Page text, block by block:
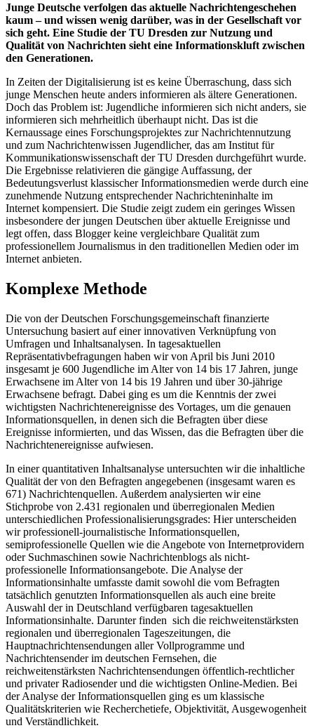
Junge Deutsche verfolgen das aktuelle Nachrichtengeschehen
kaum – und wissen wenig darüber, was in der Gesellschaft vor
sich geht. Eine Studie der TU Dresden zur Nutzung und
Qualität von Nachrichten sieht eine Informationskluft zwischen
den Generationen.
In Zeiten der Digitalisierung ist es keine Überraschung, dass sich
junge Menschen heute anders informieren als ältere Generationen.
Doch das Problem ist: Jugendliche informieren sich nicht anders, sie
informieren sich mehrheitlich überhaupt nicht. Das ist die
Kernaussage eines Forschungsprojektes zur Nachrichtennutzung
und zum Nachrichtenwissen Jugendlicher, das am Institut für
Kommunikationswissenschaft der TU Dresden durchgeführt wurde.
Die Ergebnisse relativieren die gängige Auffassung, der
Bedeutungsverlust klassischer Informationsmedien werde durch eine
zunehmende Nutzung entsprechender Nachrichteninhalte im
Internet kompensiert. Die Studie zeigt zudem ein geringes Wissen
insbesondere der jungen Deutschen über aktuelle Ereignisse und
legt offen, dass Blogger keine vergleichbare Qualität zum
professionellem Journalismus in den traditionellen Medien oder im
Internet anbieten.
Komplexe Methode
Die von der Deutschen Forschungsgemeinschaft finanzierte
Untersuchung basiert auf einer innovativen Verknüpfung von
Umfragen und Inhaltsanalysen. In tagesaktuellen
Repräsentativbefragungen haben wir von April bis Juni 2010
insgesamt je 600 Jugendliche im Alter von 14 bis 17 Jahren, junge
Erwachsene im Alter von 14 bis 19 Jahren und über 30-jährige
Erwachsene befragt. Dabei ging es um die Kenntnis der zwei
wichtigsten Nachrichtenereignisse des Vortages, um die genauen
Informationsquellen, in denen sich die Befragten über diese
Ereignisse informierten, und das Wissen, das die Befragten über die
Nachrichtenereignisse aufwiesen.
In einer quantitativen Inhaltsanalyse untersuchten wir die inhaltliche
Qualität der von den Befragten angegebenen (insgesamt waren es
671) Nachrichtenquellen. Außerdem analysierten wir eine
Stichprobe von 2.431 regionalen und überregionalen Medien
unterschiedlichen Professionalisierungsgrades: Hier unterscheiden
wir professionell-journalistische Informationsquellen,
semiprofessionelle Quellen wie die Angebote von Internetprovidern
oder Suchmaschinen sowie Nachrichtenblogs als nicht-
professionelle Informationsangebote. Die Analyse der
Informationsinhalte umfasste damit sowohl die vom Befragten
tatsächlich genutzten Informationsquellen als auch eine breite
Auswahl der in Deutschland verfügbaren tagesaktuellen
Informationsinhalte. Darunter finden sich die reichweitenstärksten
regionalen und überregionalen Tageszeitungen, die
Hauptnachrichtensendungen aller Vollprogramme und
Nachrichtensender im deutschen Fernsehen, die
reichweitenstärksten Nachrichtensendungen öffentlich-rechtlicher
und privater Radiosender und die wichtigsten Online-Medien. Bei
der Analyse der Informationsquellen ging es um klassische
Qualitätskriterien wie Recherchetiefe, Objektivität, Ausgewogenheit
und Verständlichkeit.